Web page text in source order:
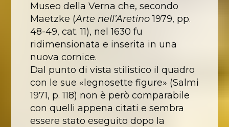
Museo della Verna che, secondo
Maetzke (Arte nell’Aretino1979, pp.
48-49, cat. 11), nel 1630 fu
ridimensionata e inserita in una
nuova cornice.
Dal punto di vista stilistico il quadro
con le sue «legnosette figure» (Salmi
1971, p. 118) non è però comparabile
con quelli appena citati e sembra
essere stato eseguito dopo la